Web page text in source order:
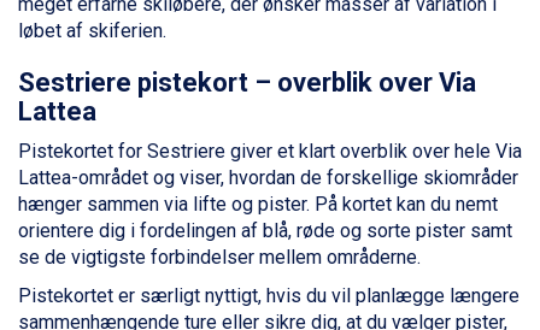
Wagrain fra DKK 4.645
St. Anton fra DKK 7.245
Zell am See fra DKK 4.095
Canazei fra DKK 4.745
Ponte di Legno fra DKK 4.745
Alleghe fra DKK 5.595
Bad Gastein fra DKK 4.195
Sauze dOulx fra DKK 4.045
Arabba fra DKK 7.045
La Thuile fra DKK 4.595
meget erfarne skiløbere, der ønsker masser af variation i
løbet af skiferien.
Sestriere pistekort – overblik over Via
Lattea
Pistekortet for Sestriere giver et klart overblik over hele Via
Lattea-området og viser, hvordan de forskellige skiområder
hænger sammen via lifte og pister. På kortet kan du nemt
orientere dig i fordelingen af blå, røde og sorte pister samt
se de vigtigste forbindelser mellem områderne.
Pistekortet er særligt nyttigt, hvis du vil planlægge længere
sammenhængende ture eller sikre dig, at du vælger pister,